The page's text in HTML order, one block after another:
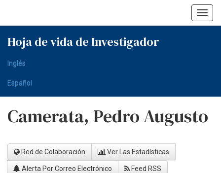
Hoja de vida de Investigador
Inglés
Español
Camerata, Pedro Augusto
Red de Colaboración Ver Las Estadísticas
Alerta Por Correo Electrónico Feed RSS